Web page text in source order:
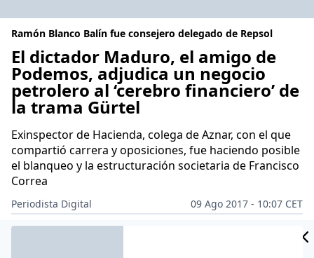
Ramón Blanco Balín fue consejero delegado de Repsol
El dictador Maduro, el amigo de
Podemos, adjudica un negocio
petrolero al ‘cerebro financiero’ de
la trama Gürtel
Exinspector de Hacienda, colega de Aznar, con el que
compartió carrera y oposiciones, fue haciendo posible
el blanqueo y la estructuración societaria de Francisco
Correa
Periodista Digital
09 Ago 2017 - 10:07 CET
Archivado en: ALICIA KOPLOWITZ Y ROMERO DE JUSEU AMÉRICA